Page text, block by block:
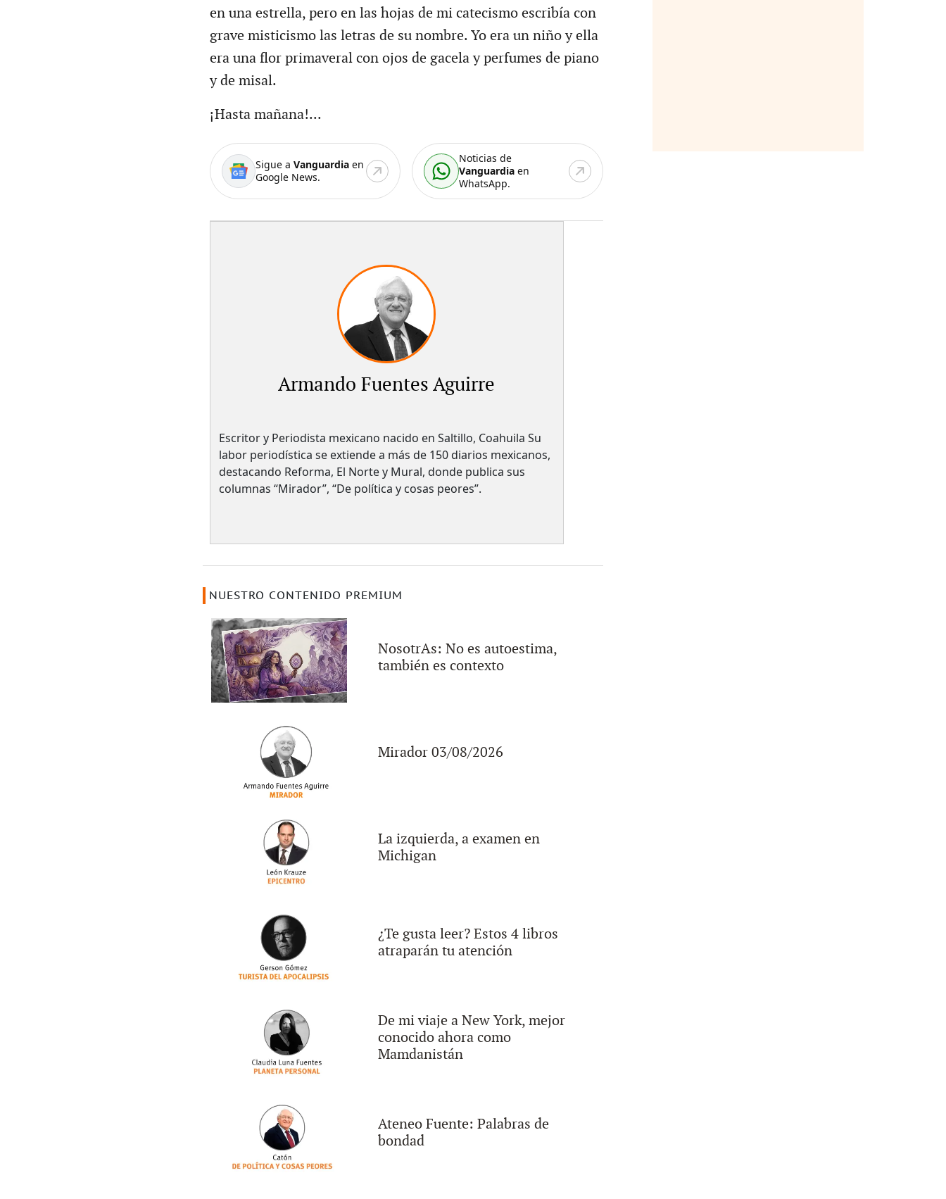
en una estrella, pero en las hojas de mi catecismo escribía con
grave misticismo las letras de su nombre. Yo era un niño y ella
era una flor primaveral con ojos de gacela y perfumes de piano
y de misal.
¡Hasta mañana!...
Sigue a Vanguardiaen
Google News.
Noticias de
Vanguardia en
WhatsApp.
Armando Fuentes Aguirre
Escritor y Periodista mexicano nacido en Saltillo, Coahuila Su
labor periodística se extiende a más de 150 diarios mexicanos,
destacando Reforma, El Norte y Mural, donde publica sus
columnas “Mirador”, “De política y cosas peores”.
NUESTRO CONTENIDO PREMIUM
NosotrAs: No es autoestima,
también es contexto
Mirador 03/08/2026
La izquierda, a examen en
Michigan
¿Te gusta leer? Estos 4 libros
atraparán tu atención
De mi viaje a New York, mejor
conocido ahora como
Mamdanistán
Ateneo Fuente: Palabras de
bondad